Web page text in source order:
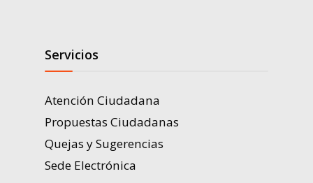
Servicios
Atención Ciudadana
Propuestas Ciudadanas
Quejas y Sugerencias
Sede Electrónica